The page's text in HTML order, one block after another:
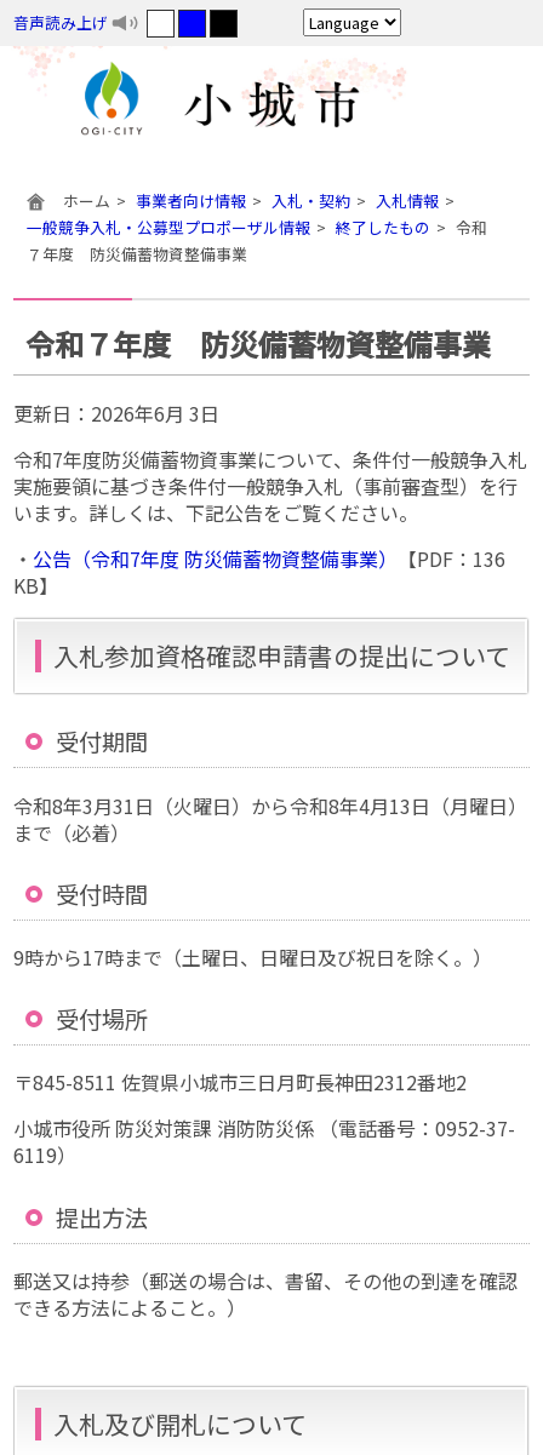
音声読み上げ
ホーム 事業者向け情報 入札・契約
入札情報
一般競争入札・公募型プロポーザル情報
終了したもの
令和
７年度 防災備蓄物資整備事業
令和７年度 防災備蓄物資整備事業
更新日： 2026年6月 3日
令和7年度防災備蓄物資事業について、条件付一般競争入札
実施要領に基づき条件付一般競争入札（事前審査型）を行
います。詳しくは、下記公告をご覧ください。
・ 公告（令和7年度 防災備蓄物資整備事業）
【PDF：136
KB】
入札参加資格確認申請書の提出について
受付期間
令和8年3月31日（火曜日）から令和8年4月13日（月曜日）
まで（必着）
受付時間
9時から17時まで（土曜日、日曜日及び祝日を除く。）
受付場所
〒845-8511 佐賀県小城市三日月町長神田2312番地2
小城市役所 防災対策課 消防防災係 （電話番号：0952-37-
6119）
提出方法
郵送又は持参（郵送の場合は、書留、その他の到達を確認
できる方法によること。）
入札及び開札について